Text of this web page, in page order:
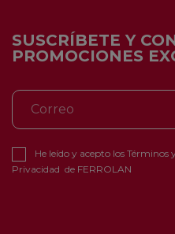
SUSCRÍBETE Y
PROMOCIONES
He leído y acepto los Términos
Privacidad de FERROLAN